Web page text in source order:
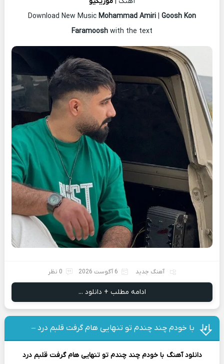
Download New Music Mohammad Amiri | Goosh Kon
Faramoosh with the text
آهنگ جدید 6 آگوست 2026 0 نظر
ادامه مطلب + دانلود ...
با خودم چند چندم تو تنهایی هام گرفت قلبم درد –
دانلود آهنگ با خودم چند چندم تو تنهایی هام گرفت قلبم درد